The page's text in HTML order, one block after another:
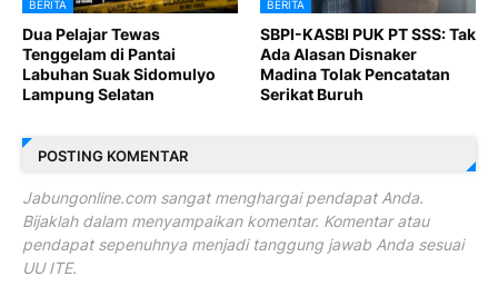
BERITA
Dua Pelajar Tewas
Tenggelam di Pantai
Labuhan Suak Sidomulyo
Lampung Selatan
BERITA
SBPI-KASBI PUK PT SSS: Tak
Ada Alasan Disnaker
Madina Tolak Pencatatan
Serikat Buruh
POSTING KOMENTAR
Jabungonline.com sangat menghargai pendapat Anda.
Bijaklah dalam menyampaikan komentar. Komentar atau
pendapat sepenuhnya menjadi tanggung jawab Anda sesuai
UU ITE.